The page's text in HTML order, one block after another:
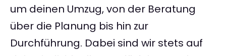
um deinen Umzug, von der Beratung
über die Planung bis hin zur
Durchführung. Dabei sind wir stets auf